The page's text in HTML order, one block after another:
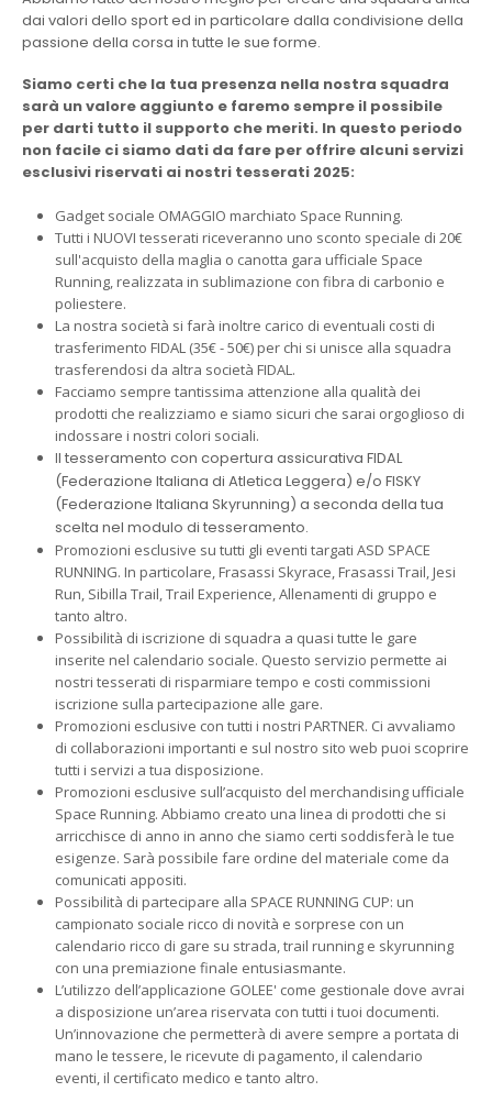
dai valori dello sport ed in particolare dalla condivisione della
passione della corsa in tutte le sue forme.
Siamo certi che la tua presenza nella nostra squadra
sarà un valore aggiunto e faremo sempre il possibile
per darti tutto il supporto che meriti. In questo periodo
non facile ci siamo dati da fare per offrire alcuni servizi
esclusivi riservati ai nostri tesserati 2025:
Gadget sociale OMAGGIO marchiato Space Running.
Tutti i NUOVI tesserati riceveranno uno sconto speciale di 20€
sull'acquisto della maglia o canotta gara ufficiale Space
Running, realizzata in sublimazione con fibra di carbonio e
poliestere.
La nostra società si farà inoltre carico di eventuali costi di
trasferimento FIDAL (35€ - 50€) per chi si unisce alla squadra
trasferendosi da altra società FIDAL.
Facciamo sempre tantissima attenzione alla qualità dei
prodotti che realizziamo e siamo sicuri che sarai orgoglioso di
indossare i nostri colori sociali.
Il tesseramento con copertura assicurativa FIDAL
(Federazione Italiana di Atletica Leggera) e/o FISKY
(Federazione Italiana Skyrunning) a seconda della tua
scelta nel modulo di tesseramento.
Promozioni esclusive su tutti gli eventi targati ASD SPACE
RUNNING. In particolare, Frasassi Skyrace, Frasassi Trail, Jesi
Run, Sibilla Trail, Trail Experience, Allenamenti di gruppo e
tanto altro.
Possibilità di iscrizione di squadra a quasi tutte le gare
inserite nel calendario sociale. Questo servizio permette ai
nostri tesserati di risparmiare tempo e costi commissioni
iscrizione sulla partecipazione alle gare.
Promozioni esclusive con tutti i nostri PARTNER. Ci avvaliamo
di collaborazioni importanti e sul nostro sito web puoi scoprire
tutti i servizi a tua disposizione.
Promozioni esclusive sull’acquisto del merchandising ufficiale
Space Running. Abbiamo creato una linea di prodotti che si
arricchisce di anno in anno che siamo certi soddisferà le tue
esigenze. Sarà possibile fare ordine del materiale come da
comunicati appositi.
Possibilità di partecipare alla SPACE RUNNING CUP: un
campionato sociale ricco di novità e sorprese con un
calendario ricco di gare su strada, trail running e skyrunning
con una premiazione finale entusiasmante.
L’utilizzo dell’applicazione GOLEE' come gestionale dove avrai
a disposizione un’area riservata con tutti i tuoi documenti.
Un’innovazione che permetterà di avere sempre a portata di
mano le tessere, le ricevute di pagamento, il calendario
eventi, il certificato medico e tanto altro.